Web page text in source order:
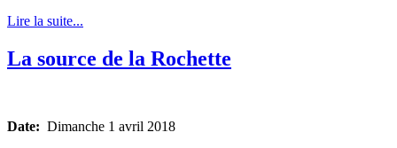
Lire la suite...
La source de la Rochette
Date: Dimanche 1 avril 2018